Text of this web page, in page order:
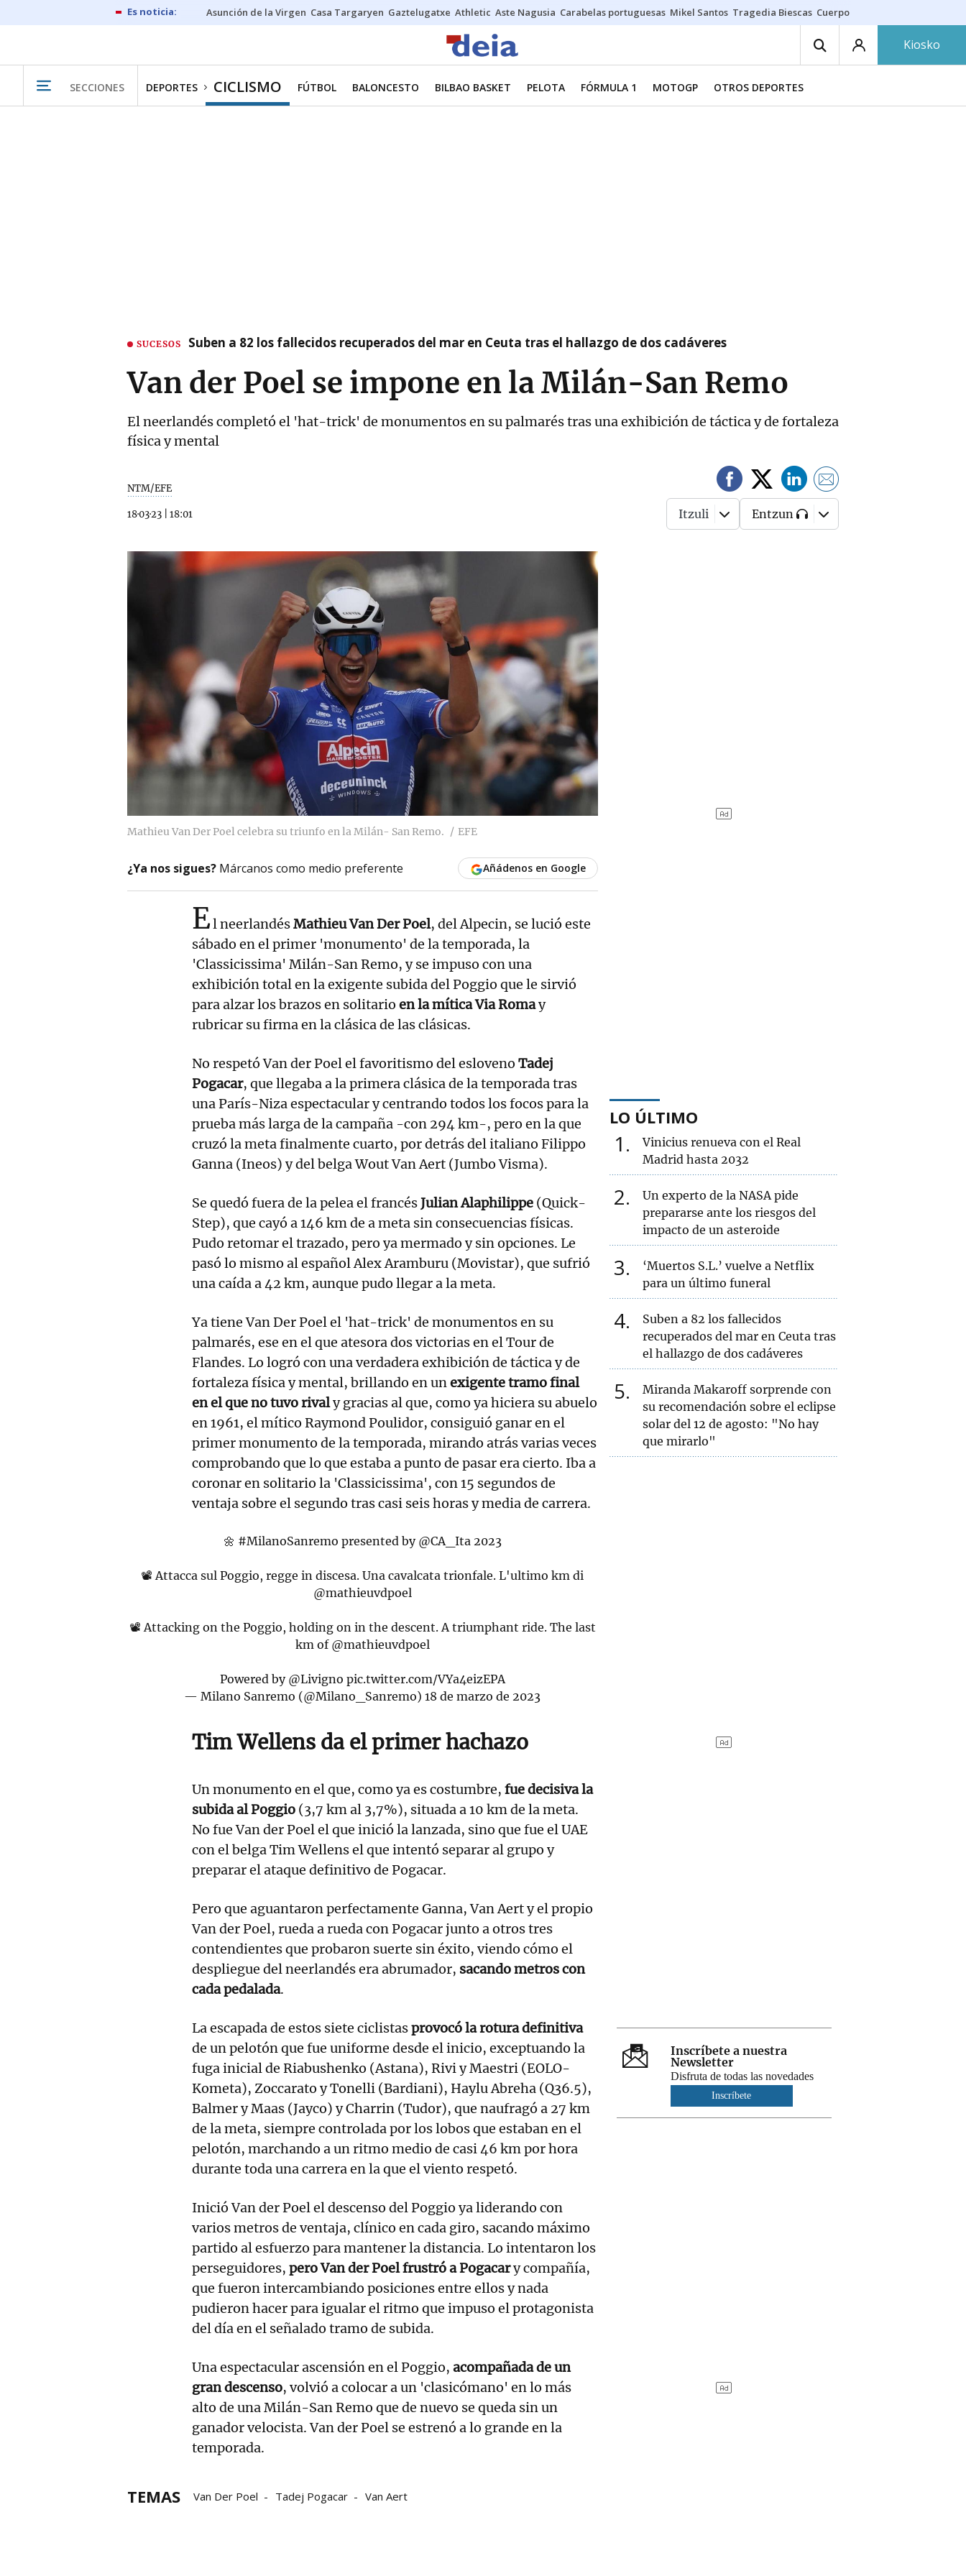
Asunción de la Virgen Casa Targaryen Gaztelugatxe Athletic Aste Nagusia Carabelas portuguesas Mikel Santos Tragedia Biescas Cuerpo ría
Kiosko
SECCIONES DEPORTES CICLISMO FÚTBOL BALONCESTO BILBAO BASKET PELOTA FÓRMULA 1 MOTOGP OTROS DEPORTES
SUCESOS Suben a 82 los fallecidos recuperados del mar en Ceuta tras el hallazgo de dos cadáveres
Van der Poel se impone en la Milán-San Remo
El neerlandés completó el 'hat-trick' de monumentos en su palmarés tras una exhibición de táctica y de fortaleza
física y mental
NTM/EFE
18·03·23 18:01 Itzuli Entzun
Mathieu Van Der Poel celebra su triunfo en la Milán- San Remo. EFE
¿Ya nos sigues? Márcanos como medio preferente Añádenos en Google
El neerlandésMathieu Van Der Poel, del Alpecin, se lució este
sábado en el primer 'monumento' de la temporada, la
'Classicissima' Milán-San Remo, y se impuso con una
exhibición total en la exigente subida del Poggio que le sirvió
para alzar los brazos en solitario en la mítica Via Romay
rubricar su firma en la clásica de las clásicas.
No respetó Van der Poel el favoritismo del esloveno Tadej
Pogacar, que llegaba a la primera clásica de la temporada tras
una París-Niza espectacular y centrando todos los focos para la
prueba más larga de la campaña -con 294 km-, pero en la que
cruzó la meta finalmente cuarto, por detrás del italiano Filippo
Ganna (Ineos) y del belga Wout Van Aert (Jumbo Visma).
Se quedó fuera de la pelea el francésJulian Alaphilippe (Quick-
Step), que cayó a 146 km de a meta sin consecuencias físicas.
Pudo retomar el trazado, pero ya mermado y sin opciones. Le
pasó lo mismo al español Alex Aramburu (Movistar), que sufrió
una caída a 42 km, aunque pudo llegar a la meta.
Ya tiene Van Der Poel el 'hat-trick' de monumentos en su
palmarés, ese en el que atesora dos victorias en el Tour de
Flandes. Lo logró con una verdadera exhibición de táctica y de
fortaleza física y mental, brillando en unexigente tramo final
en el que no tuvo rivaly gracias al que, como ya hiciera su abuelo
en 1961, el mítico Raymond Poulidor, consiguió ganar en el
primer monumento de la temporada, mirando atrás varias veces
comprobando que lo que estaba a punto de pasar era cierto. Iba a
coronar en solitario la 'Classicissima', con 15 segundos de
ventaja sobre el segundo tras casi seis horas y media de carrera.
🌼 #MilanoSanremo presented by @CA_Ita 2023
📽️ Attacca sul Poggio, regge in discesa. Una cavalcata trionfale. L'ultimo km di
@mathieuvdpoel
📽️ Attacking on the Poggio, holding on in the descent. A triumphant ride. The last
km of @mathieuvdpoel
Powered by @Livigno pic.twitter.com/VYa4eizEPA
— Milano Sanremo (@Milano_Sanremo)18 de marzo de 2023
Tim Wellens da el primer hachazo
Un monumento en el que, como ya es costumbre, fue decisiva la
subida al Poggio (3,7 km al 3,7%), situada a 10 km de la meta.
No fue Van der Poel el que inició la lanzada, sino que fue el UAE
con el belga Tim Wellens el que intentó separar al grupo y
preparar el ataque definitivo de Pogacar.
Pero que aguantaron perfectamente Ganna, Van Aert y el propio
Van der Poel, rueda a rueda con Pogacar junto a otros tres
contendientes que probaron suerte sin éxito, viendo cómo el
despliegue del neerlandés era abrumador, sacando metros con
cada pedalada.
La escapada de estos siete ciclistasprovocó la rotura definitiva
de un pelotón que fue uniforme desde el inicio, exceptuando la
fuga inicial de Riabushenko (Astana), Rivi y Maestri (EOLO-
Kometa), Zoccarato y Tonelli (Bardiani), Haylu Abreha (Q36.5),
Balmer y Maas (Jayco) y Charrin (Tudor), que naufragó a 27 km
de la meta, siempre controlada por los lobos que estaban en el
pelotón, marchando a un ritmo medio de casi 46 km por hora
durante toda una carrera en la que el viento respetó.
Inició Van der Poel el descenso del Poggio ya liderando con
varios metros de ventaja, clínico en cada giro, sacando máximo
partido al esfuerzo para mantener la distancia. Lo intentaron los
perseguidores, pero Van der Poel frustró a Pogacary compañía,
que fueron intercambiando posiciones entre ellos y nada
pudieron hacer para igualar el ritmo que impuso el protagonista
del día en el señalado tramo de subida.
Una espectacular ascensión en el Poggio, acompañada de un
gran descenso, volvió a colocar a un 'clasicómano' en lo más
alto de una Milán-San Remo que de nuevo se queda sin un
ganador velocista. Van der Poel se estrenó a lo grande en la
temporada.
TEMAS Van Der Poel Tadej Pogacar Van Aert
LO ÚLTIMO
1
Vinicius renueva con el Real
Madrid hasta 2032
2
Un experto de la NASA pide
prepararse ante los riesgos del
impacto de un asteroide
3
‘Muertos S.L.’ vuelve a Netflix
para un último funeral
4
Suben a 82 los fallecidos
recuperados del mar en Ceuta tras
el hallazgo de dos cadáveres
5
Miranda Makaroff sorprende con
su recomendación sobre el eclipse
solar del 12 de agosto: "No hay
que mirarlo"
Inscríbete a nuestra
Newsletter
Disfruta de todas las novedades
Inscríbete